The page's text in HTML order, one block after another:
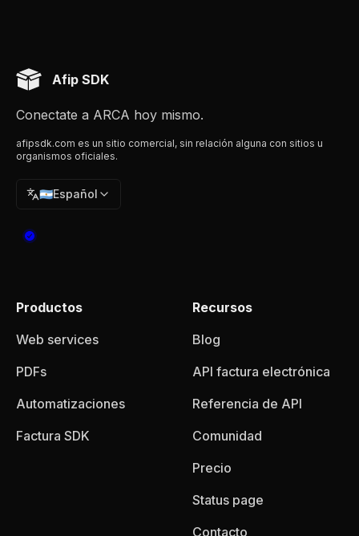
Afip SDK
Conectate a ARCA hoy mismo.
afipsdk.com es un sitio comercial, sin relación alguna con sitios u
organismos oficiales.
🇦🇷Español
Productos
Web services
PDFs
Automatizaciones
Factura SDK
Recursos
Blog
API factura electrónica
Referencia de API
Comunidad
Precio
Status page
Contacto